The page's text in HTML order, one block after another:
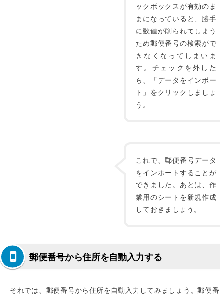
ックボックスが有効のま
まになっていると、勝手
に数値が削られてしまう
ため郵便番号の検索がで
きなくなってしまいま
す。チェックを外した
ら、「データをインポー
ト」をクリックしましょ
う。
これで、郵便番号データ
をインポートすることが
できました。あとは、作
業用のシートを新規作成
しておきましょう。
郵便番号から住所を自動入力する
それでは、郵便番号から住所を自動入力してみましょう。郵便